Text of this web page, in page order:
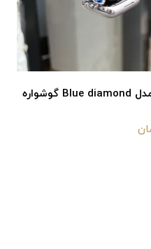
بند اپل واچ مدل Blue diamond گوشواره